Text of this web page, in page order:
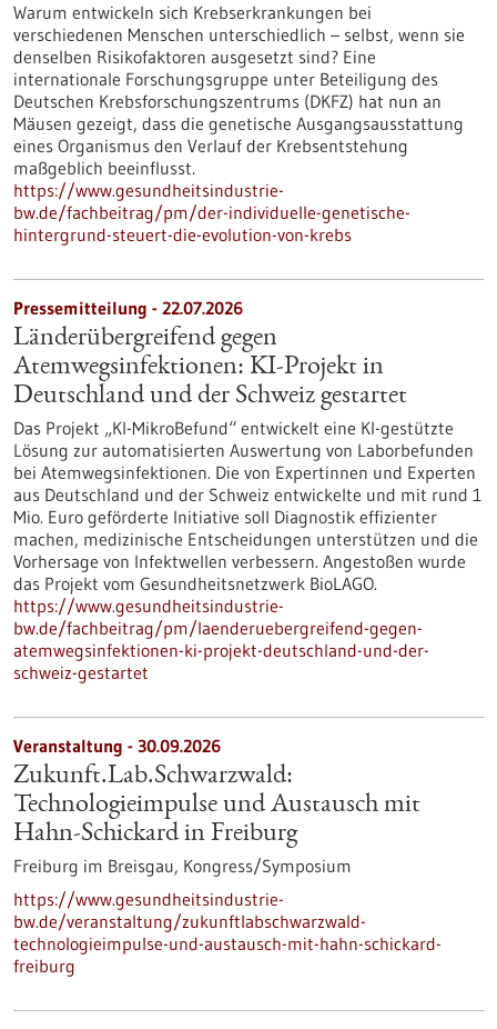
Warum entwickeln sich Krebserkrankungen bei
verschiedenen Menschen unterschiedlich – selbst, wenn sie
denselben Risikofaktoren ausgesetzt sind? Eine
internationale Forschungsgruppe unter Beteiligung des
Deutschen Krebsforschungszentrums (DKFZ) hat nun an
Mäusen gezeigt, dass die genetische Ausgangsausstattung
eines Organismus den Verlauf der Krebsentstehung
maßgeblich beeinflusst.
https://www.gesundheitsindustrie-
bw.de/fachbeitrag/pm/der-individuelle-genetische-
hintergrund-steuert-die-evolution-von-krebs
Pressemitteilung - 22.07.2026
Länderübergreifend gegen
Atemwegsinfektionen: KI-Projekt in
Deutschland und der Schweiz gestartet
Das Projekt „KI-MikroBefund“ entwickelt eine KI-gestützte
Lösung zur automatisierten Auswertung von Laborbefunden
bei Atemwegsinfektionen. Die von Expertinnen und Experten
aus Deutschland und der Schweiz entwickelte und mit rund 1
Mio. Euro geförderte Initiative soll Diagnostik effizienter
machen, medizinische Entscheidungen unterstützen und die
Vorhersage von Infektwellen verbessern. Angestoßen wurde
das Projekt vom Gesundheitsnetzwerk BioLAGO.
https://www.gesundheitsindustrie-
bw.de/fachbeitrag/pm/laenderuebergreifend-gegen-
atemwegsinfektionen-ki-projekt-deutschland-und-der-
schweiz-gestartet
Veranstaltung - 30.09.2026
Zukunft.Lab.Schwarzwald:
Technologieimpulse und Austausch mit
Hahn-Schickard in Freiburg
Freiburg im Breisgau, Kongress/Symposium
https://www.gesundheitsindustrie-
bw.de/veranstaltung/zukunftlabschwarzwald-
technologieimpulse-und-austausch-mit-hahn-schickard-
freiburg